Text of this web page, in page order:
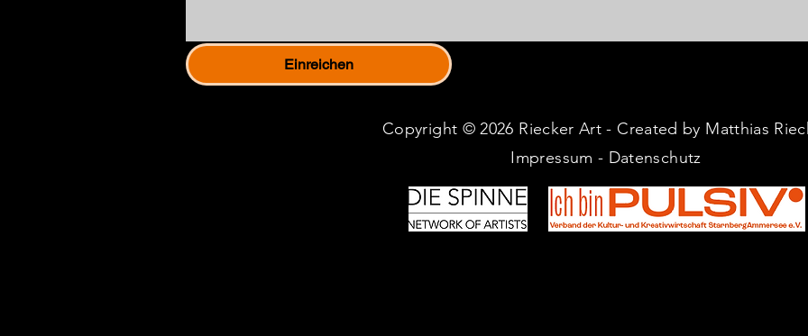
Einreichen
Copyright © 2026 Riecker Art - Created by Matthias
Impressum - Datenschutz